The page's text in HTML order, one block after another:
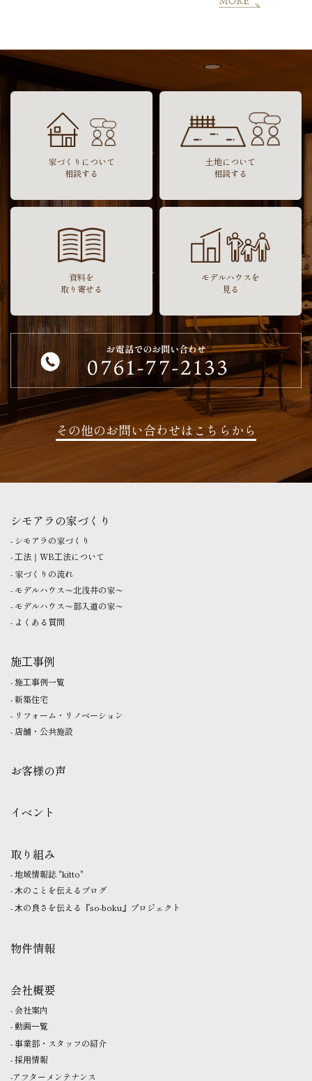
家づくりについて
相談する
土地について
相談する
資料を
取り寄せる
モデルハウスを
見る
その他のお問い合わせはこちらから
シモアラの家づくり
シモアラの家づくり
⼯法｜WB⼯法について
家づくりの流れ
モデルハウス〜北浅井の家〜
モデルハウス〜部入道の家〜
よくある質問
施⼯事例
施⼯事例一覧
新築住宅
リフォーム・リノベーション
店舗・公共施設
お客様の声
イベント
取り組み
地域情報誌 "kitto"
⽊のことを伝えるブログ
⽊の良さを伝える『so-boku』プロジェクト
物件情報
会社概要
会社案内
動画⼀覧
事業部・スタッフの紹介
採⽤情報
アフターメンテナンス